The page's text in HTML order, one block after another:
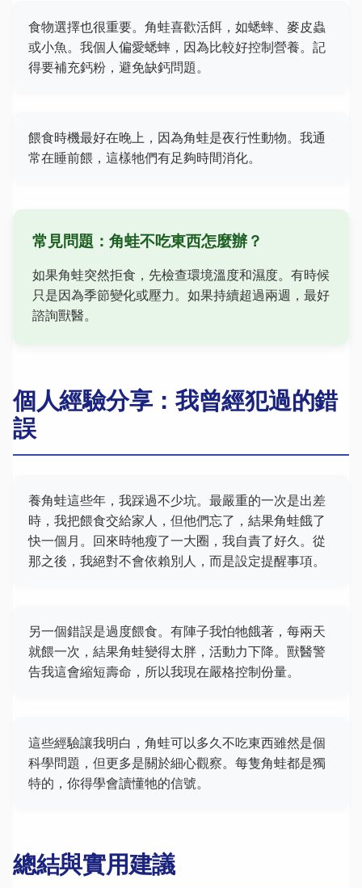
食物選擇也很重要。角蛙喜歡活餌，如蟋蟀、麥皮蟲
或小魚。我個人偏愛蟋蟀，因為比較好控制營養。記
得要補充鈣粉，避免缺鈣問題。
餵食時機最好在晚上，因為角蛙是夜行性動物。我通
常在睡前餵，這樣牠們有足夠時間消化。
常見問題：角蛙不吃東西怎麼辦？
如果角蛙突然拒食，先檢查環境溫度和濕度。有時候
只是因為季節變化或壓力。如果持續超過兩週，最好
諮詢獸醫。
個人經驗分享：我曾經犯過的錯
誤
養角蛙這些年，我踩過不少坑。最嚴重的一次是出差
時，我把餵食交給家人，但他們忘了，結果角蛙餓了
快一個月。回來時牠瘦了一大圈，我自責了好久。從
那之後，我絕對不會依賴別人，而是設定提醒事項。
另一個錯誤是過度餵食。有陣子我怕牠餓著，每兩天
就餵一次，結果角蛙變得太胖，活動力下降。獸醫警
告我這會縮短壽命，所以我現在嚴格控制份量。
這些經驗讓我明白，角蛙可以多久不吃東西雖然是個
科學問題，但更多是關於細心觀察。每隻角蛙都是獨
特的，你得學會讀懂牠的信號。
總結與實用建議